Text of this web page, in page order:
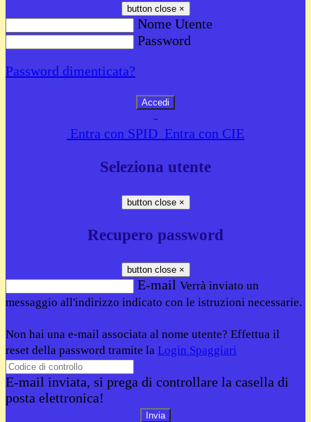
button close ×
Nome Utente
Password
Password dimenticata?
-
Entra con SPID Entra con CIE
Seleziona utente
button close ×
Recupero password
button close ×
E-mail Verrà inviato un
messaggio all'indirizzo indicato con le istruzioni necessarie.
Non hai una e-mail associata al nome utente? Effettua il
reset della password tramite la Login Spaggiari
E-mail inviata, si prega di controllare la casella di
posta elettronica!